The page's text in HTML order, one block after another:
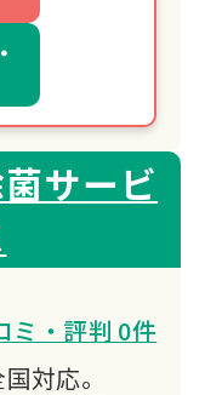
サービ
ミ・評判 0件
対応。